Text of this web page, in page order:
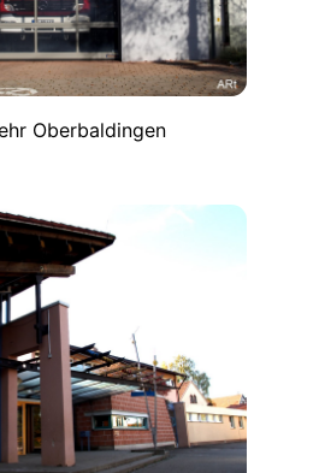
Oberbaldingen